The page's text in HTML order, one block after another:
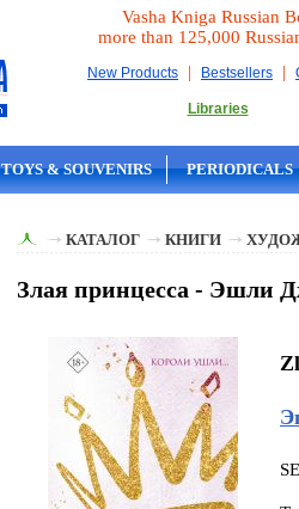
Vasha Kniga Russian
more than 125,000
New Products | Bestsellers |
Libraries
TOYS & SOUVENIRS PERIODICALS
КАТАЛОГ КНИГИ
Злая принцесса - Эшли